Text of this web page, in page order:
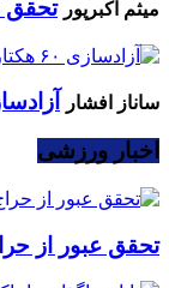
میثم اکبرپور تحقق
ساناز افشار
آزادسازی ۶۰ هکتار اراضی
اخبار ورزشی
تحقق عبور از